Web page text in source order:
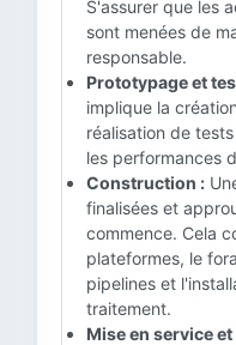
S'assurer que les
sont menées de
responsable.
Prototypage et
implique la
réalisation de
les performances
Construction :
finalisées et
commence. Cela
plateformes, le
pipelines et
traitement.
Mise en service